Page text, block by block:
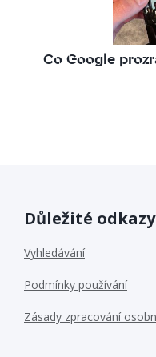
Co Google
Důležité odkazy
Vyhledávání
Podmínky používání
Zásady zpracování